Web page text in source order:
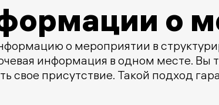
о
о мероприятии в
информация в одном месте.
присутствие. Такой подход